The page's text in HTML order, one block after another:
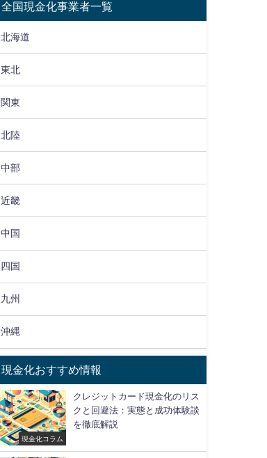
全国現金化事業者一覧
北海道
東北
関東
北陸
中部
近畿
中国
四国
九州
沖縄
現金化おすすめ情報
現金化コラム
クレジットカード現金化のリス
クと回避法：実態と成功体験談
を徹底解説